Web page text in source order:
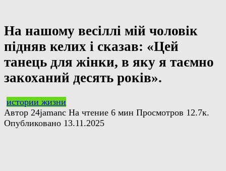
На нашому весіллі мій чоловік
підняв келих і сказав: «Цей
танець для жінки, в яку я таємно
закоханий десять років».
истории жизни
Автор 24jamanc На чтение 6 мин Просмотров 12.7к.
Опубликовано 13.11.2025